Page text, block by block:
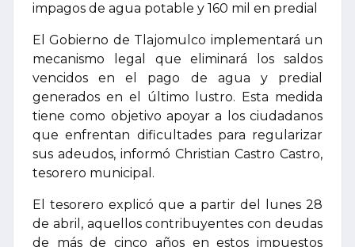
impagos de agua potable y 160 mil en predial
El Gobierno de Tlajomulco implementará un
mecanismo legal que eliminará los saldos
vencidos en el pago de agua y predial
generados en el último lustro. Esta medida
tiene como objetivo apoyar a los ciudadanos
que enfrentan dificultades para regularizar
sus adeudos, informó Christian Castro Castro,
tesorero municipal.
El tesorero explicó que a partir del lunes 28
de abril, aquellos contribuyentes con deudas
de más de cinco años en estos impuestos